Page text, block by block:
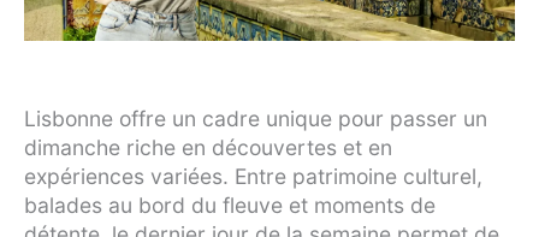
Lisbonne offre un cadre unique pour passer un
dimanche riche en découvertes et en
expériences variées. Entre patrimoine culturel,
balades au bord du fleuve et moments de